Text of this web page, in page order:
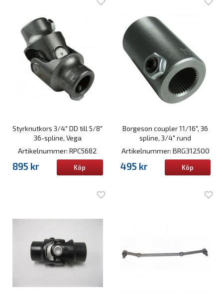
Styrknutkors 3/4" DD till 5/8"
36-spline, Vega
Artikelnummer: RPC5682
895 kr Köp
Borgeson coupler 11/16", 36
spline, 3/4" rund
Artikelnummer: BRG312500
495 kr Köp